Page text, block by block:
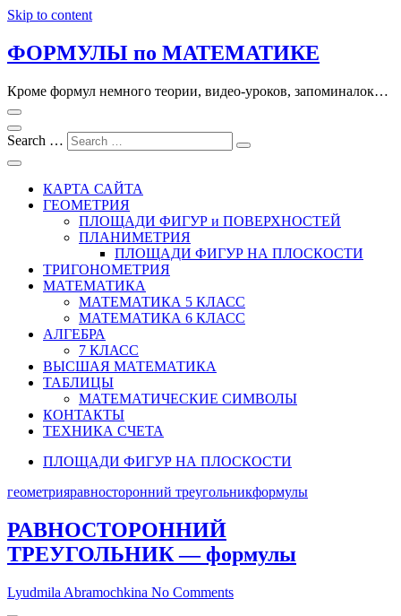
Skip to content
ФОРМУЛЫ по МАТЕМАТИКЕ
Кроме формул немного теории, видео-уроков, запоминалок…
Search …
КАРТА САЙТА
ГЕОМЕТРИЯ
ПЛОЩАДИ ФИГУР и ПОВЕРХНОСТЕЙ
ПЛАНИМЕТРИЯ
ПЛОЩАДИ ФИГУР НА ПЛОСКОСТИ
ТРИГОНОМЕТРИЯ
МАТЕМАТИКА
МАТЕМАТИКА 5 КЛАСС
МАТЕМАТИКА 6 КЛАСС
АЛГЕБРА
7 КЛАСС
ВЫСШАЯ МАТЕМАТИКА
ТАБЛИЦЫ
МАТЕМАТИЧЕСКИЕ СИМВОЛЫ
КОНТАКТЫ
ТЕХНИКА СЧЕТА
ПЛОЩАДИ ФИГУР НА ПЛОСКОСТИ
геометрияравносторонний треугольникформулы
РАВНОСТОРОННИЙ
ТРЕУГОЛЬНИК — формулы
Lyudmila Abramochkina No Comments